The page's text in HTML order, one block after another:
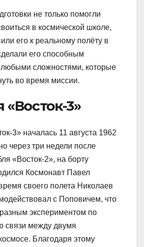
не только помогли
в космической школе,
его к реальному полёту в
его способным
любыми сложностями, которые
во время миссии.
3»
3» началась 11 августа 1962
через три недели после
«Восток-2», на борту
Космонавт Павел
своего полета Николаев
с Поповичем, что
экспериментом по
связи между двумя
Благодаря этому